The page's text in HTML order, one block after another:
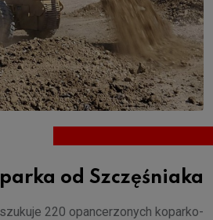
od Szczęśniaka
220 opancerzonych koparko-